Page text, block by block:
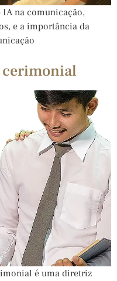
IA na comunicação,
e a importância da
cerimonial
é uma diretriz